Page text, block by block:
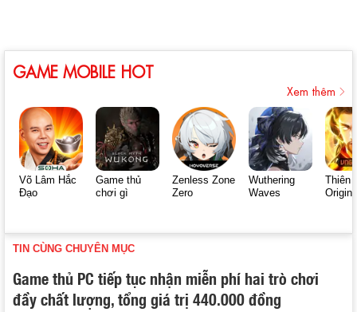
GAME MOBILE HOT
Xem thêm
Võ Lâm Hắc
Đạo
Game thủ
chơi gì
Zenless Zone
Zero
Wuthering
Waves
Thiên
Origin
TIN CÙNG CHUYÊN MỤC
Game thủ PC tiếp tục nhận miễn phí hai trò chơi
đầy chất lượng, tổng giá trị 440.000 đồng